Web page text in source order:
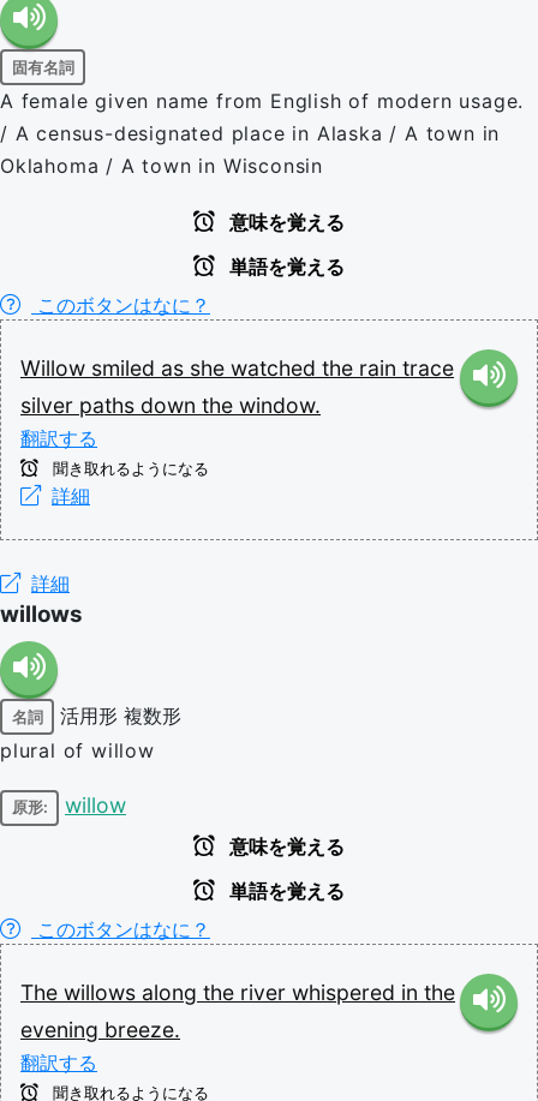
固有名詞
A female given name from English of modern usage.
/ A census-designated place in Alaska / A town in
Oklahoma / A town in Wisconsin
意味を覚える
単語を覚える
このボタンはなに？
Willow smiled as she watched the rain trace
silver paths down the window.
翻訳する
聞き取れるようになる
詳細
詳細
willows
名詞 活用形 複数形
plural of willow
原形: willow
意味を覚える
単語を覚える
このボタンはなに？
The willows along the river whispered in the
evening breeze.
翻訳する
聞き取れるようになる